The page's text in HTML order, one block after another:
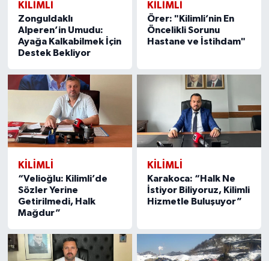
KILIMLI
Zonguldaklı
Alperen’in Umudu:
Ayağa Kalkabilmek İçin
Destek Bekliyor
KILIMLI
Örer: "Kilimli’nin En
Öncelikli Sorunu
Hastane ve İstihdam"
KILIMLI
“Velioğlu: Kilimli’de
Sözler Yerine
Getirilmedi, Halk
Mağdur”
KILIMLI
Karakoca: “Halk Ne
İstiyor Biliyoruz, Kilimli
Hizmetle Buluşuyor”